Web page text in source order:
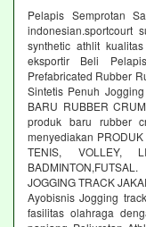
Pelapis Semprotan
indonesian.sportcourt
synthetic athlit
eksportir Beli
Prefabricated Rubber
Sintetis Penuh
BARU RUBBER
produk baru rubber
menyediakan
TENIS, VOLLEY,
JOGGING TRACK
Ayobisnis Jogging
fasilitas olahraga